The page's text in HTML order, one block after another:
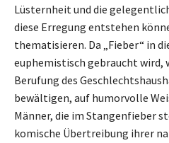
Lüsternheit und die
diese Erregung entstehen
thematisieren. Da „Fieber“ in
euphemistisch gebraucht wird,
Berufung des
bewältigen, auf humorvolle
Männer, die im Stangenfieber
komische Übertreibung ihrer